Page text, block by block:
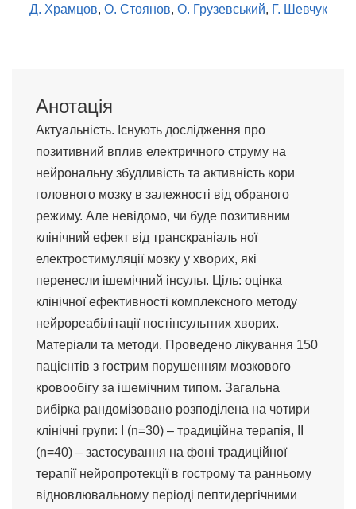
Д. Храмцов, О. Стоянов, О. Грузевський, Г. Шевчук
Анотація
Актуальність. Існують дослідження про
позитивний вплив електричного струму на
нейрональну збудливість та активність кори
головного мозку в залежності від обраного
режиму. Але невідомо, чи буде позитивним
клінічний ефект від транскраніаль ної
електростимуляції мозку у хворих, які
перенесли ішемічний інсульт. Ціль: оцінка
клінічної ефективності комплексного методу
нейрореабілітації постінсультних хворих.
Матеріали та методи. Проведено лікування 150
пацієнтів з гострим порушенням мозкового
кровообігу за ішемічним типом. Загальна
вибірка рандомізовано розподілена на чотири
клінічні групи: І (n=30) – традиційна терапія, ІІ
(n=40) – застосування на фоні традиційної
терапії нейропротекції в гострому та ранньому
відновлювальному періоді пептидергічними